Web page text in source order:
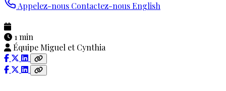
Appelez-nous Contactez-nousEnglish
1 min
Équipe Miguel et Cynthia